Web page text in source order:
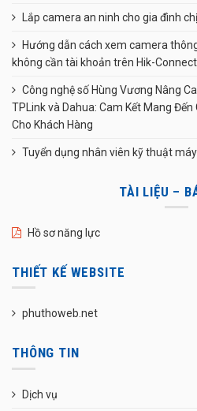
Lắp camera an ninh cho gia đình
Hướng dẫn cách xem camera
không cần tài khoản trên Hik-Connect
Công nghệ số Hùng Vương Nâng
TPLink và Dahua: Cam Kết Mang Đến
Cho Khách Hàng
Tuyển dụng nhân viên kỹ thuật
TÀI LIỆU –
Hồ sơ năng lực
THIẾT KẾ WEBSITE
phuthoweb.net
THÔNG TIN
Dịch vụ